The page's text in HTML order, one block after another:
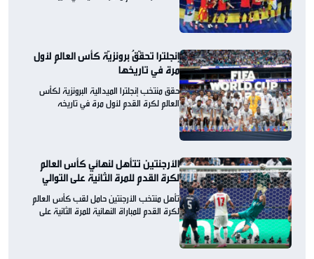
إنجلترا تحقّقُ برونزيّة كأس العالم لأول
مرة في تاريخها
حقق منتخب إنجلترا الميدالية البرونزية لكأس
العالم لكرة القدم لأول مرة في تاريخه
الأرجنتين تتأهل لنهائي كأس العالم
لكرة القدم للمرة الثانية على التوالي
تأهل منتخب الأرجنتين حامل لقب كأس العالم
لكرة القدم للمباراة النهائية للمرة الثانية على